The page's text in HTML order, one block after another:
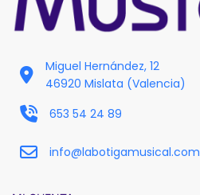
Miguel Hernández, 12
46920 Mislata (Valencia)
653 54 24 89
info@labotigamusical.com